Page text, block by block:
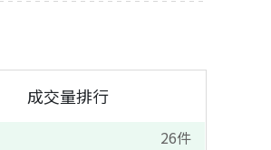
成交量排行
26件